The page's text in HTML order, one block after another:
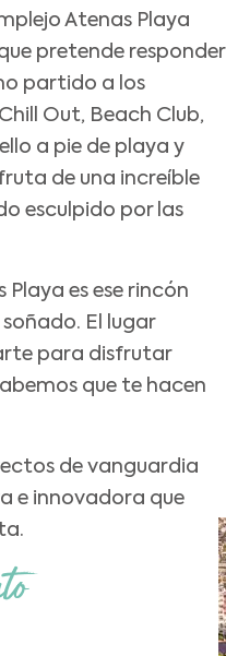
Atenas Playa
pretende responder
partido a los
Out, Beach Club,
a pie de playa y
de una increíble
esculpido por las
es ese rincón
El lugar
para disfrutar
que te hacen
de vanguardia
e innovadora que